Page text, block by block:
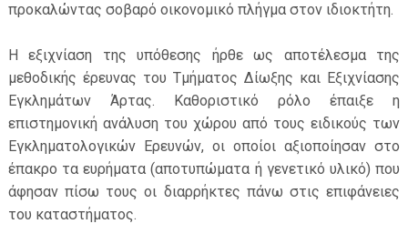
προκαλώντας σοβαρό οικονομικό πλήγμα στον ιδιοκτήτη.
Η εξιχνίαση της υπόθεσης ήρθε ως αποτέλεσμα της
μεθοδικής έρευνας του Τμήματος Δίωξης και Εξιχνίασης
Εγκλημάτων Άρτας. Καθοριστικό ρόλο έπαιξε η
επιστημονική ανάλυση του χώρου από τους ειδικούς των
Εγκληματολογικών Ερευνών, οι οποίοι αξιοποίησαν στο
έπακρο τα ευρήματα (αποτυπώματα ή γενετικό υλικό) που
άφησαν πίσω τους οι διαρρήκτες πάνω στις επιφάνειες
του καταστήματος.